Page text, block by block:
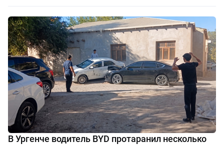
В Ургенче водитель BYD протаранил несколько